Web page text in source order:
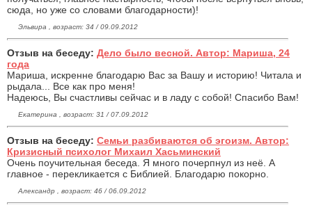
сюда, но уже со словами благодарности)!
Эльвира , возраст: 34 / 09.09.2012
Отзыв на беседу: Дело было весной. Автор: Мариша, 24
года
Мариша, искренне благодарю Вас за Вашу и историю! Читала и
рыдала... Все как про меня!
Надеюсь, Вы счастливы сейчас и в ладу с собой! Спасибо Вам!
Екатерина , возраст: 31 / 07.09.2012
Отзыв на беседу: Семьи разбиваются об эгоизм. Автор:
Кризисный психолог Михаил Хасьминский
Очень поучительная беседа. Я много почерпнул из неё. А
главное - перекликается с Библией. Благодарю покорно.
Александр , возраст: 46 / 06.09.2012